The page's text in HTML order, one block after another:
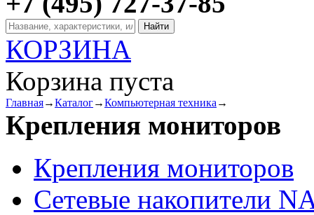
КОРЗИНА
Корзина пуста
Главная→Каталог→Компьютерная техника →
Крепления мониторов
Крепления мониторов
Сетевые накопители